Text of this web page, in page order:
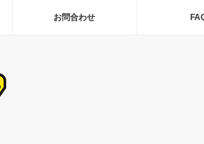
お問合わせ